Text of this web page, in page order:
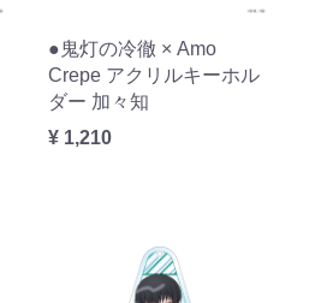
●鬼灯の冷徹 × Amo
Crepe アクリルキーホル
ダー 加々知
¥ 1,210